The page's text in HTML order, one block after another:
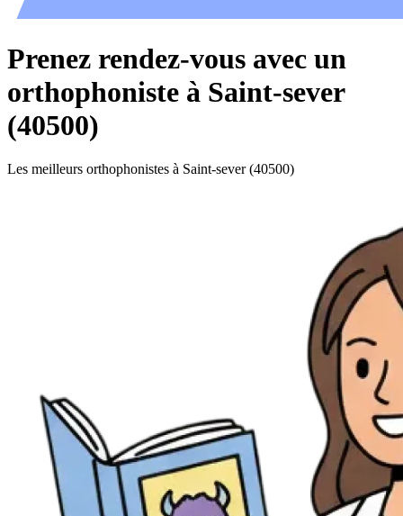
Prenez rendez-vous avec un
orthophoniste à Saint-sever
(40500)
Les meilleurs orthophonistes à Saint-sever (40500)